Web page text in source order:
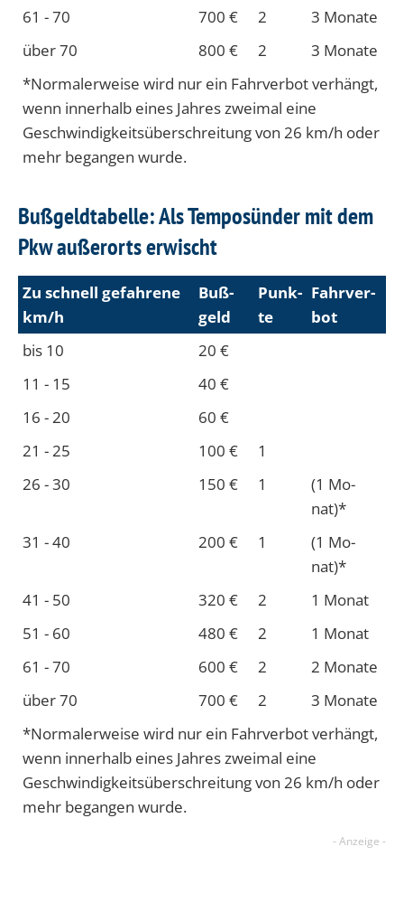
61 - 70
700 € 2
3 Mo­nate
über 70
800 € 2
3 Mo­nate
*Normalerweise wird nur ein Fahrverbot verhängt,
wenn innerhalb eines Jahres zweimal eine
Geschwindigkeits­überschreitung von 26 km/h oder
mehr begangen wurde.
Bußgeldtabelle: Als Temposünder mit dem
Pkw außerorts erwischt
Zu schnell gefah­rene
km/h
Buß­
geld
Punk­
te
Fahr­ver­
bot
bis 10
20 €
11 - 15
40 €
16 - 20
60 €
21 - 25
100 €
1
26 - 30
150 € 1
(1 Mo­
nat)*
31 - 40
200 € 1
(1 Mo­
nat)*
41 - 50
320 € 2
1 Mo­nat
51 - 60
480 € 2
1 Mo­nat
61 - 70
600 € 2
2 Mo­nate
über 70
700 € 2
3 Mo­nate
*Normalerweise wird nur ein Fahrverbot verhängt,
wenn innerhalb eines Jahres zweimal eine
Geschwindigkeits­überschreitung von 26 km/h oder
mehr begangen wurde.